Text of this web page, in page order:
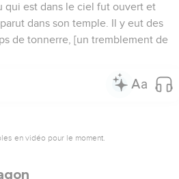
qui est dans le ciel fut ouvert et
dans son temple. Il y eut des
de tonnerre, [un tremblement de
en vidéo pour le moment.